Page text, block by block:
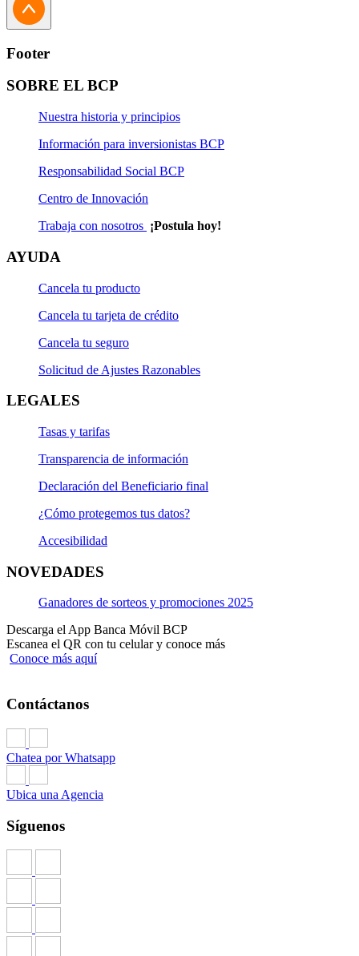
Footer
SOBRE EL BCP
Nuestra historia y principios
Información para inversionistas BCP
Responsabilidad Social BCP
Centro de Innovación
Trabaja con nosotros ¡Postula hoy!
AYUDA
Cancela tu producto
Cancela tu tarjeta de crédito
Cancela tu seguro
Solicitud de Ajustes Razonables
LEGALES
Tasas y tarifas
Transparencia de información
Declaración del Beneficiario final
¿Cómo protegemos tus datos?
Accesibilidad
NOVEDADES
Ganadores de sorteos y promociones 2025
Descarga el App Banca Móvil BCP
Escanea el QR con tu celular y conoce más
Conoce más aquí
Contáctanos
Chatea por Whatsapp
Ubica una Agencia
Síguenos